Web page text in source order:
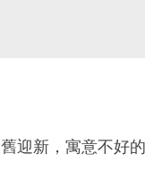
迎新，寓意不好